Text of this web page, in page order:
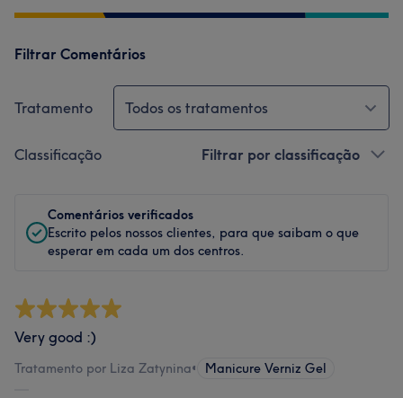
Filtrar Comentários
Tratamento Todos os tratamentos
Classificação Filtrar por classificação
Comentários verificados
Escrito pelos nossos clientes, para que saibam o que
esperar em cada um dos centros.
Very good :)
Tratamento por Liza Zatynina• Manicure Verniz Gel